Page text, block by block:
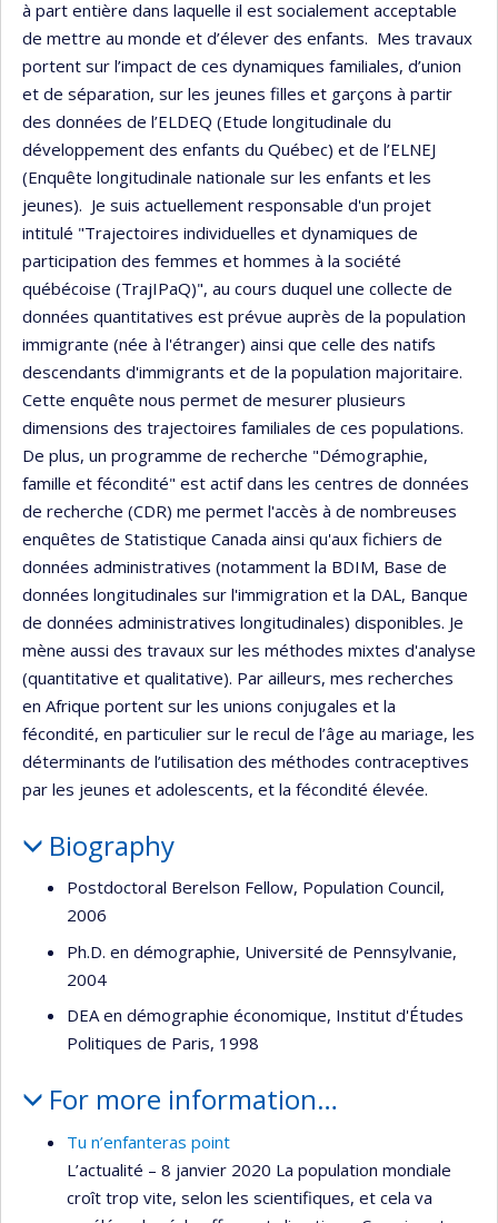
à part entière dans laquelle il est socialement acceptable
de mettre au monde et d’élever des enfants. Mes travaux
portent sur l’impact de ces dynamiques familiales, d’union
et de séparation, sur les jeunes filles et garçons à partir
des données de l’ELDEQ (Etude longitudinale du
développement des enfants du Québec) et de l’ELNEJ
(Enquête longitudinale nationale sur les enfants et les
jeunes). Je suis actuellement responsable d'un projet
intitulé "Trajectoires individuelles et dynamiques de
participation des femmes et hommes à la société
québécoise (TrajIPaQ)", au cours duquel une collecte de
données quantitatives est prévue auprès de la population
immigrante (née à l'étranger) ainsi que celle des natifs
descendants d'immigrants et de la population majoritaire.
Cette enquête nous permet de mesurer plusieurs
dimensions des trajectoires familiales de ces populations.
De plus, un programme de recherche "Démographie,
famille et fécondité" est actif dans les centres de données
de recherche (CDR) me permet l'accès à de nombreuses
enquêtes de Statistique Canada ainsi qu'aux fichiers de
données administratives (notamment la BDIM, Base de
données longitudinales sur l'immigration et la DAL, Banque
de données administratives longitudinales) disponibles. Je
mène aussi des travaux sur les méthodes mixtes d'analyse
(quantitative et qualitative). Par ailleurs, mes recherches
en Afrique portent sur les unions conjugales et la
fécondité, en particulier sur le recul de l’âge au mariage, les
déterminants de l’utilisation des méthodes contraceptives
par les jeunes et adolescents, et la fécondité élevée.
Biography
Postdoctoral Berelson Fellow, Population Council,
2006
Ph.D. en démographie, Université de Pennsylvanie,
2004
DEA en démographie économique, Institut d'Études
Politiques de Paris, 1998
For more information…
Tu n’enfanteras point
L’actualité – 8 janvier 2020 La population mondiale
croît trop vite, selon les scientifiques, et cela va